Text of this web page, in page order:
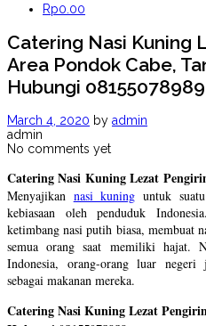
Rp0.00
Catering Nasi Kuning
Area Pondok Cabe,
Hubungi 08155078989
March 4, 2020 by admin
admin
No comments yet
Catering Nasi Kuning Lezat
Menyajikan nasi kuning untuk
kebiasaan oleh penduduk
ketimbang nasi putih biasa, membuat
semua orang saat memiliki hajat.
Indonesia, orang-orang luar
sebagai makanan mereka.
Catering Nasi Kuning Lezat